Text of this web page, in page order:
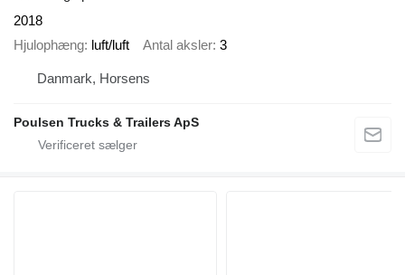
2018
Hjulophæng luft/luft Antal aksler 3
Danmark, Horsens
Poulsen Trucks & Trailers ApS